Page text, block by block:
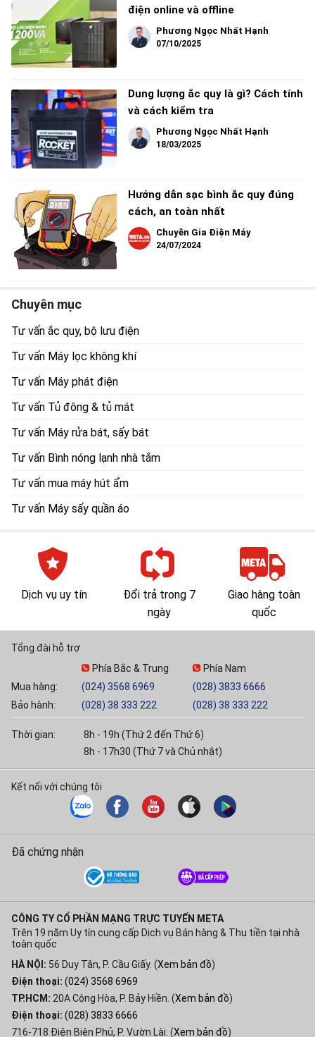
điện online và offline
Phương Ngọc Nhất Hạnh
07/10/2025
Dung lượng ắc quy là gì? Cách tính
và cách kiểm tra
Phương Ngọc Nhất Hạnh
18/03/2025
Hướng dẫn sạc bình ắc quy đúng
cách, an toàn nhất
Chuyên Gia Điện Máy
24/07/2024
Chuyên mục
Tư vấn ắc quy, bộ lưu điện
Tư vấn Máy lọc không khí
Tư vấn Máy phát điện
Tư vấn Tủ đông & tủ mát
Tư vấn Máy rửa bát, sấy bát
Tư vấn Bình nóng lạnh nhà tắm
Tư vấn mua máy hút ẩm
Tư vấn Máy sấy quần áo
Dịch vụ uy tín
Đổi trả trong 7
ngày
Giao hàng toàn
quốc
Tổng đài hỗ trợ
Mua hàng:
Bảo hành:
Phía Bắc & Trung
(024) 3568 6969
(028) 38 333 222
Phía Nam
(028) 3833 6666
(028) 38 333 222
Thời gian:
8h - 19h (Thứ 2 đến Thứ 6)
8h - 17h30 (Thứ 7 và Chủ nhật)
Kết nối với chúng tôi
Đã chứng nhận
CÔNG TY CỔ PHẦN MẠNG TRỰC TUYẾN META
Trên 19 năm Uy tín cung cấp Dịch vụ Bán hàng & Thu tiền tại nhà
toàn quốc
HÀ NỘI: 56 Duy Tân, P. Cầu Giấy. (Xem bản đồ)
Điện thoại: (024) 3568 6969
TP.HCM: 20A Cộng Hòa, P. Bảy Hiền. (Xem bản đồ)
Điện thoại: (028) 3833 6666
716-718 Điện Biên Phủ, P. Vườn Lài. (Xem bản đồ)